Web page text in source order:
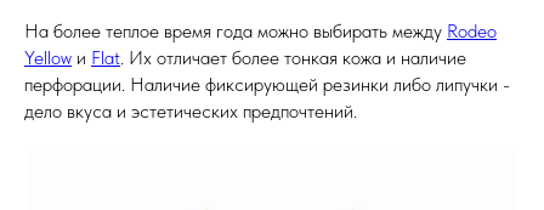
На более теплое время года можно выбирать между Rodeo
Yellow и Flat. Их отличает более тонкая кожа и наличие
перфорации. Наличие фиксирующей резинки либо липучки -
дело вкуса и эстетических предпочтений.